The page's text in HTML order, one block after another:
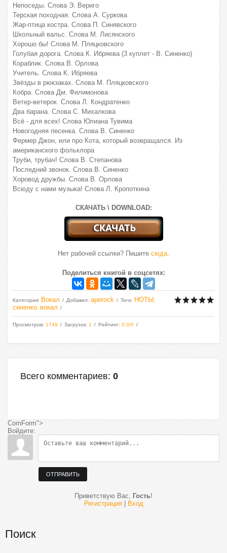
Непоседы. Слова Э. Вериго
Терская походная. Слова А. Суркова
Жар-птица костра. Слова П. Синявского
Школьный вальс. Слова М. Лисянского
Хорошо бы! Слова М. Пляцковского
Голубая дорога. Слова К. Ибряева (3 куплет - В. Синенко)
Кораблик. Слова В. Орлова
Учитель. Слова К. Ибряева
Звёзды в рюкзаках. Слова М. Пляцковского
Кобра. Слова Дм. Филимонова
Ветер-ветерок. Слова Л. Кондратенко
Два барана. Слова С. Михалкова
Всё - для всех! Слова Юлиана Тувима
Новогодняя песенка. Слова В. Синенко
Фермер Джон, или про Кота, который возвращался. Из
американского фольклора
Труби, трубач! Слова В. Степанова
Последний звонок. Слова В. Синенко
Хоровод дружбы. Слова В. Орлова
Всюду с нами музыка! Слова Л. Кропоткина
СКАЧАТЬ \ DOWNLOAD:
Нет рабочей ссылки? Пишите сюда.
Поделиться книгой в соцсетях:
Категория: Вокал Добавил: aperock Теги: НОТЫ
синенко вокал
Просмотров: 1748 Загрузок: 1 Рейтинг: 0.0/0
Всего комментариев: 0
ComForm">
Войдите:
ОТПРАВИТЬ
Приветствую Вас, Гость!
Регистрация| Вход
Поиск